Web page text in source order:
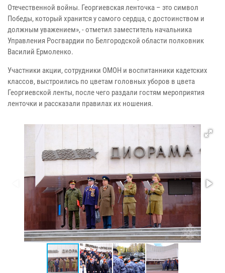
Отечественной войны. Георгиевская ленточка – это символ
Победы, который хранится у самого сердца, с достоинством и
должным уважением», - отметил заместитель начальника
Управления Росгвардии по Белгородской области полковник
Василий Ермоленко.
Участники акции, сотрудники ОМОН и воспитанники кадетских
классов, выстроились по цветам головных уборов в цвета
Георгиевской ленты, после чего раздали гостям мероприятия
ленточки и рассказали правилах их ношения.